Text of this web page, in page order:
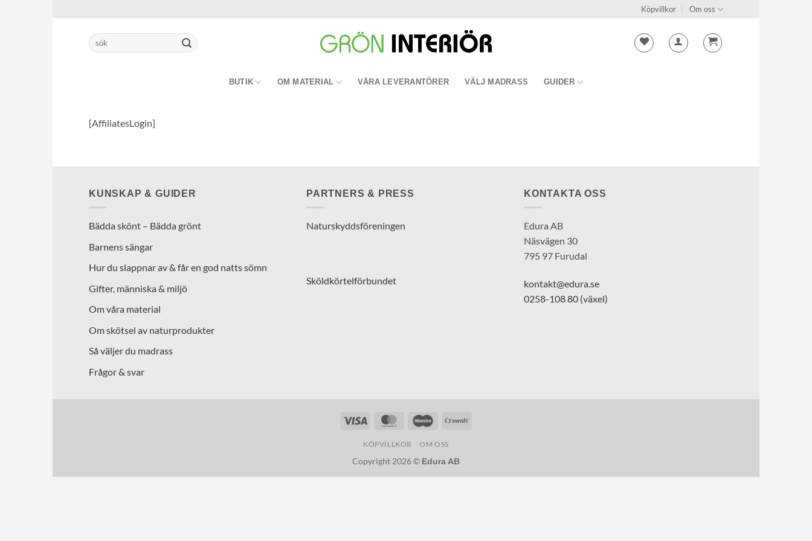
Köpvillkor Om oss
Sök
efter:
BUTIK OM MATERIAL VÅRA LEVERANTÖRER VÄLJ MADRASS GUIDER
[AffiliatesLogin]
KUNSKAP & GUIDER
Bädda skönt – Bädda grönt
Barnens sängar
Hur du slappnar av & får en god natts sömn
Gifter, människa & miljö
Om våra material
Om skötsel av naturprodukter
Så väljer du madrass
Frågor & svar
PARTNERS & PRESS
Naturskyddsföreningen
Sköldkörtelförbundet
KONTAKTA OSS
Edura AB
Näsvägen 30
795 97 Furudal
kontakt@edura.se
0258-108 80 (växel)
Visa MasterCardMaestro Swish
KÖPVILLKOR OM OSS
Copyright 2026 © Edura AB